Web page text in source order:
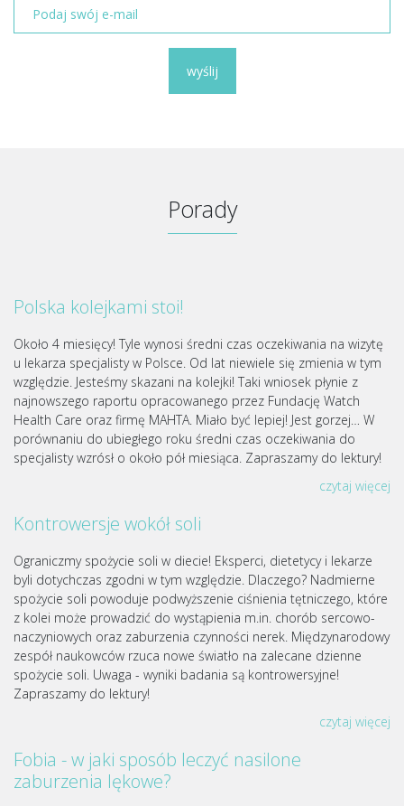
wyślij
Porady
Polska kolejkami stoi!
Około 4 miesięcy! Tyle wynosi średni czas oczekiwania na wizytę
u lekarza specjalisty w Polsce. Od lat niewiele się zmienia w tym
względzie. Jesteśmy skazani na kolejki! Taki wniosek płynie z
najnowszego raportu opracowanego przez Fundację Watch
Health Care oraz firmę MAHTA. Miało być lepiej! Jest gorzej… W
porównaniu do ubiegłego roku średni czas oczekiwania do
specjalisty wzrósł o około pół miesiąca. Zapraszamy do lektury!
czytaj więcej
Kontrowersje wokół soli
Ograniczmy spożycie soli w diecie! Eksperci, dietetycy i lekarze
byli dotychczas zgodni w tym względzie. Dlaczego? Nadmierne
spożycie soli powoduje podwyższenie ciśnienia tętniczego, które
z kolei może prowadzić do wystąpienia m.in. chorób sercowo-
naczyniowych oraz zaburzenia czynności nerek. Międzynarodowy
zespół naukowców rzuca nowe światło na zalecane dzienne
spożycie soli. Uwaga - wyniki badania są kontrowersyjne!
Zapraszamy do lektury!
czytaj więcej
Fobia - w jaki sposób leczyć nasilone
zaburzenia lękowe?